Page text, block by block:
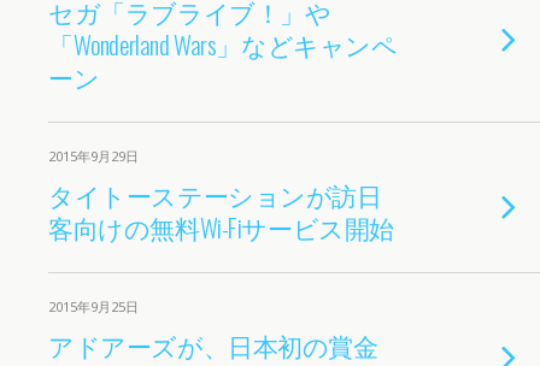
セガ「ラブライブ！」や
「Wonderland Wars」などキャンペ
ーン
2015年9月29日
タイトーステーションが訪日
客向けの無料Wi-Fiサービス開始
2015年9月25日
アドアーズが、日本初の賞金